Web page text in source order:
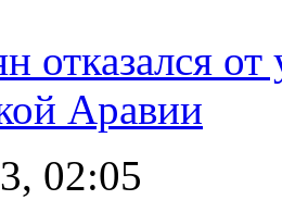
отказался от
Аравии
02:05